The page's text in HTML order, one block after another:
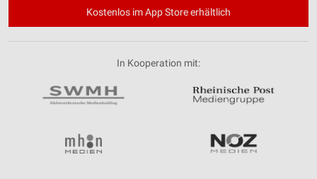
Kostenlos im App Store erhältlich
In Kooperation mit: